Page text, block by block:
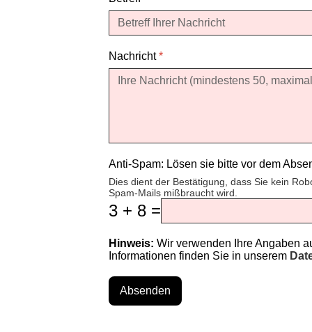
Nachricht*
Anti-Spam: Lösen sie bitte vor dem
Dies dient der Bestätigung, dass Sie kein
Spam-Mails mißbraucht wird.
3 + 8 =
Hinweis: Wir verwenden Ihre Angaben
Informationen finden Sie in unserem
Absenden